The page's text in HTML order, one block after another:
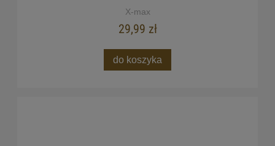
X-max
29,99 zł
do koszyka